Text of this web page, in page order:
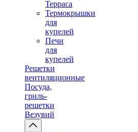
Терраса
Термокрышки
для
купелей
Печи
для
купелей
Решетки
вентиляционные
Посуда,
гриль-
решетки
Везувий